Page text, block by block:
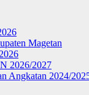
Magetan
2026/2027
Angkatan 2024/